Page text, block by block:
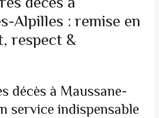
Alpilles : remise en
respect &
décès à Maussane-
service indispensable